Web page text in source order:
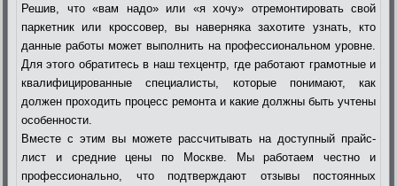
Решив, что «вам надо» или «я хочу» отремонтировать свой
паркетник или кроссовер, вы наверняка захотите узнать, кто
данные работы может выполнить на профессиональном уровне.
Для этого обратитесь в наш техцентр, где работают грамотные и
квалифицированные специалисты, которые понимают, как
должен проходить процесс ремонта и какие должны быть учтены
особенности.
Вместе с этим вы можете рассчитывать на доступный прайс-
лист и средние цены по Москве. Мы работаем честно и
профессионально, что подтверждают отзывы постоянных